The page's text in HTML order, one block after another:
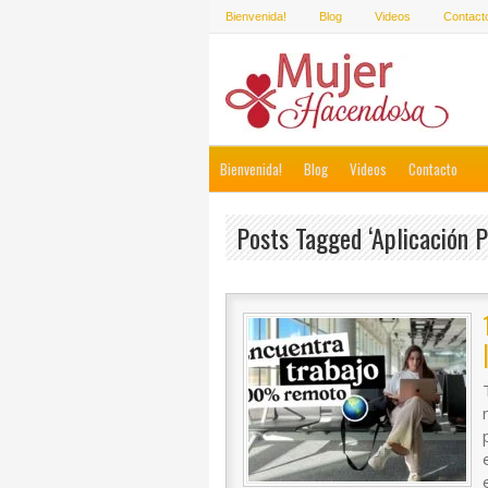
Bienvenida! Blog Videos
Bienvenida! Blog Videos Contacto
Posts Tagged ‘aplicación